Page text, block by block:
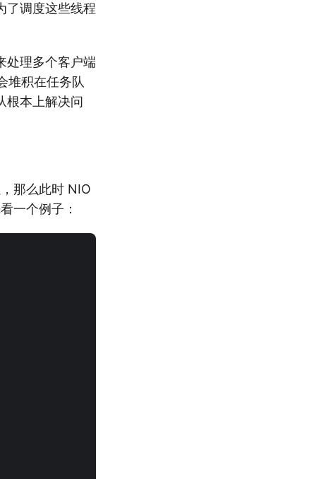
了调度这些线程
处理多个客户端
堆积在任务队
根本上解决问
那么此时 NIO
一个例子：